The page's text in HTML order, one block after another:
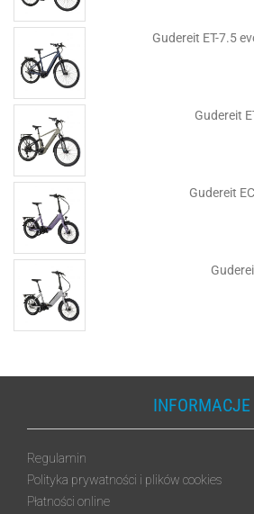
Gudereit ET-7.5
Gudereit
Gudereit
INFORMACJE
Regulamin
Polityka prywatności i plików cookies
Płatności online